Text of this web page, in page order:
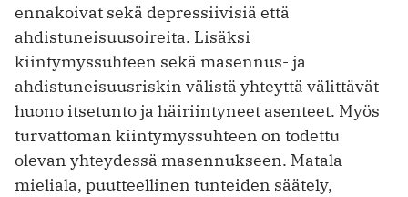
ennakoivat sekä depressiivisiä että
ahdistuneisuusoireita. Lisäksi
kiintymyssuhteen sekä masennus- ja
ahdistuneisuusriskin välistä yhteyttä välittävät
huono itsetunto ja häiriintyneet asenteet. Myös
turvattoman kiintymyssuhteen on todettu
olevan yhteydessä masennukseen. Matala
mieliala, puutteellinen tunteiden säätely,